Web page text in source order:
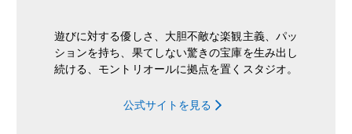
遊びに対する優しさ、大胆不敵な楽観主義、パッ
ションを持ち、果てしない驚きの宝庫を生み出し
続ける、モントリオールに拠点を置くスタジオ。
公式サイトを見る